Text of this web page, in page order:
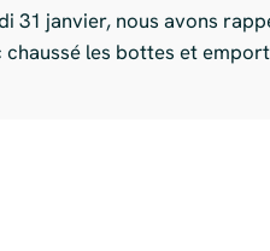
31 janvier, nous avons
les bottes et